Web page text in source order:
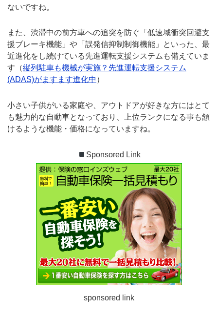
ないですね。
また、渋滞中の前方車への追突を防ぐ「低速域衝突回避支
援ブレーキ機能」や「誤発信抑制制御機能」といった、最
近進化をし続けている先進運転支援システムも備えていま
す（縦列駐車も機械が実施？先進運転支援システム
(ADAS)がますます進化中 ）
小さい子供がいる家庭や、アウトドアが好きな方にはとて
も魅力的な自動車となっており、上位ランクになる事も頷
けるような機能・価格になっていますね。
Sponsored Link
sponsored link